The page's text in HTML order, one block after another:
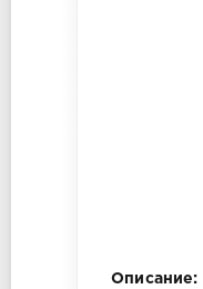
Описание: